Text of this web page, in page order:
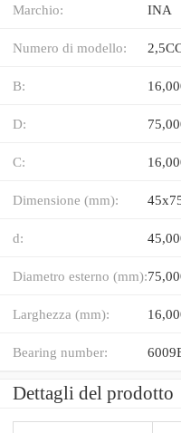
Marchio: INA
Numero di modello:
B:
D:
C:
Dimensione (mm):
d:
Diametro esterno (mm):
Larghezza (mm):
Bearing number:
Dettagli del prodotto